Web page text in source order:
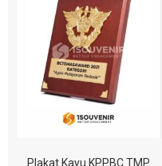
Plakat Kayu KPPBC TMP